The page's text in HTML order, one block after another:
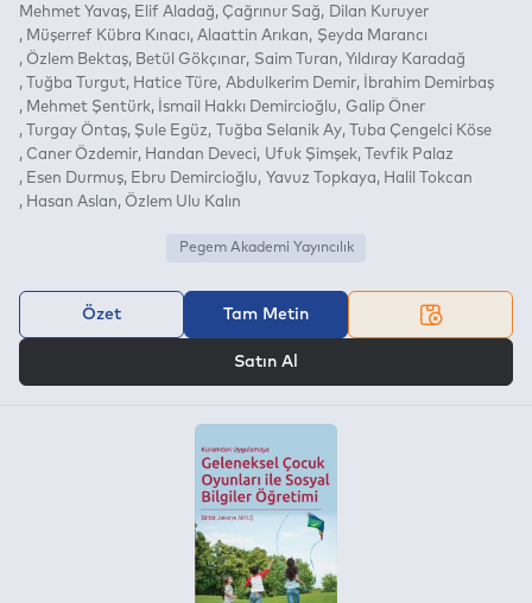
Mehmet Yavaş Elif Aladağ Çağrınur Sağ
Dilan Kuruyer
Müşerref Kübra Kınacı Alaattin Arıkan
Şeyda Marancı
Özlem Bektaş
Betül Gökçınar Saim Turan
Yıldıray Karadağ
Tuğba Turgut
Hatice Türe Abdulkerim Demir
İbrahim Demirbaş
Mehmet Şentürk
İsmail Hakkı Demircioğlu
Galip Öner
Turgay Öntaş Şule Egüz Tuğba Selanik Ay
Tuba Çengelci Köse
Caner Özdemir
Handan Deveci Ufuk Şimşek
Tevfik Palaz
Esen Durmuş
Ebru Demircioğlu Yavuz Topkaya
Halil Tokcan
Hasan Aslan
Özlem Ulu Kalın
Pegem Akademi Yayıncılık
Özet Tam Metin
Satın Al